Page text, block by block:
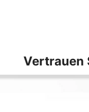
Vertrauen